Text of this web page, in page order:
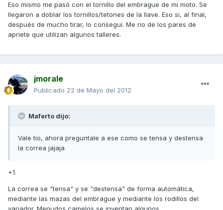
Eso mismo me pasó con el tornillo del embrague de mi moto. Se
llegaron a doblar los tornillos/tetones de la llave. Eso si, al final,
después de mucho tirar, lo conseguí. Me rio de los pares de
apriete que utilizan algunos talleres.
jmorale
Publicado 22 de Mayo del 2012
Maferto dijo:
Vale tio, ahora preguntale a ese como se tensa y destensa
la correa jajaja
+1.
La correa se "tensa" y se "destensa" de forma automática,
mediante las mazas del embrague y mediante los rodillos del